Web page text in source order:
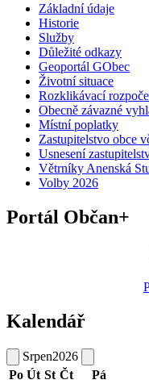
Základní údaje
Historie
Služby
Důležité odkazy
Geoportál GObec
Životní situace
Rozklikávací
Obecně závazné
Místní poplatky
Zastupitelstvo obce
Usnesení
Větrníky Anenská
Volby 2026
Portál Občan+
Kalendář
Srpen2026
Po Út St Čt Pá